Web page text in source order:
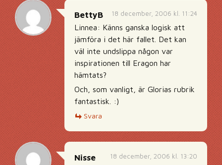
18 december, 2006 kl. 11:24
BettyB
Linnea: Känns ganska logisk att
jämföra i det här fallet. Det kan
väl inte undslippa någon var
inspirationen till Eragon har
hämtats?
Och, som vanligt, är Glorias rubrik
fantastisk. :)
Svara
18 december, 2006 kl. 13:20
Nisse